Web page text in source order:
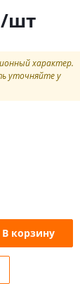
/шт
характер.
уточняйте у
В корзину